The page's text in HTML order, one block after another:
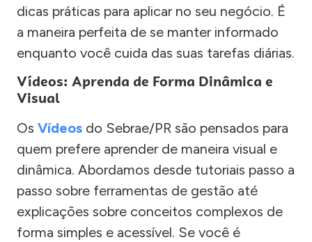
dicas práticas para aplicar no seu negócio. É
a maneira perfeita de se manter informado
enquanto você cuida das suas tarefas diárias.
Vídeos: Aprenda de Forma Dinâmica e
Visual
Os Vídeos do Sebrae/PR são pensados para
quem prefere aprender de maneira visual e
dinâmica. Abordamos desde tutoriais passo a
passo sobre ferramentas de gestão até
explicações sobre conceitos complexos de
forma simples e acessível. Se você é